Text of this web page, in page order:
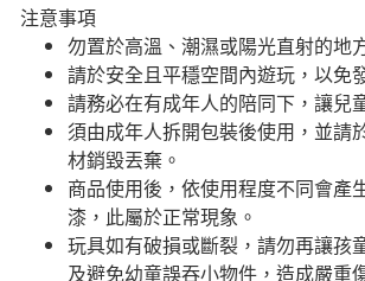
注意事項
勿置於高溫、潮濕或陽光直射的地
請於安全且平穩空間內遊玩，以免
請務必在有成年人的陪同下，讓兒
須由成年人拆開包裝後使用，並請
材銷毀丟棄。
商品使用後，依使用程度不同會產
漆，此屬於正常現象。
玩具如有破損或斷裂，請勿再讓孩
及避免幼童誤吞小物件，造成嚴重